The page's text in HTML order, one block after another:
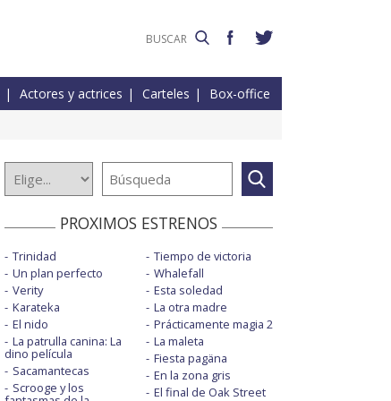
Actores y actrices Carteles Box-office
PROXIMOS ESTRENOS
Trinidad
Un plan perfecto
Verity
Karateka
El nido
La patrulla canina: La
dino película
Sacamantecas
Scrooge y los
Tiempo de victoria
Whalefall
Esta soledad
La otra madre
Prácticamente magia 2
La maleta
Fiesta pagäna
En la zona gris
El final de Oak Street